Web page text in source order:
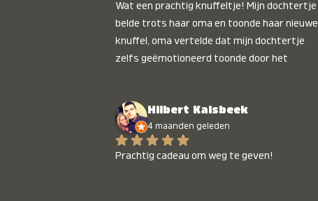
Wat een prachtig knuffeltje! Mijn dochtertje
belde trots haar oma en toonde haar nieuwe
knuffel, oma vertelde dat mijn dochtertje
zelfs geëmotioneerd toonde door het
Hilbert Kalsbeek
4 maanden geleden
Prachtig cadeau om weg te geven!